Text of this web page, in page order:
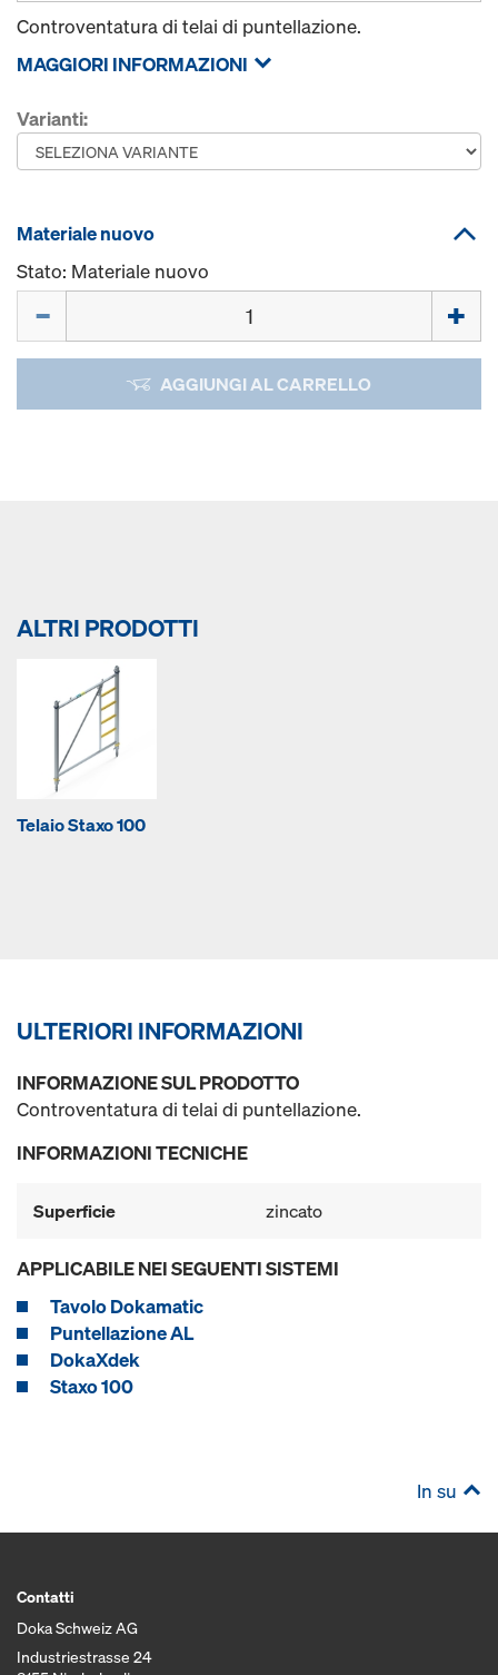
Controventatura di telai di puntellazione.
MAGGIORI INFORMAZIONI
Varianti:
Materiale nuovo
Stato: Materiale nuovo
AGGIUNGI AL CARRELLO
ALTRI PRODOTTI
Telaio Staxo 100
ULTERIORI INFORMAZIONI
INFORMAZIONE SUL PRODOTTO
Controventatura di telai di puntellazione.
INFORMAZIONI TECNICHE
Superficie zincato
APPLICABILE NEI SEGUENTI SISTEMI
Tavolo Dokamatic
Puntellazione AL
DokaXdek
Staxo 100
In su
Contatti
Doka Schweiz AG
Industriestrasse 24